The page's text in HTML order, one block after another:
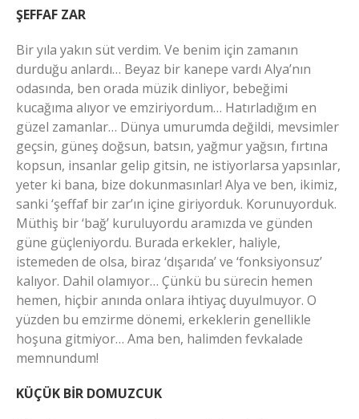
ŞEFFAF ZAR
Bir yıla yakın süt verdim. Ve benim için zamanın
durduğu anlardı… Beyaz bir kanepe vardı Alya’nın
odasında, ben orada müzik dinliyor, bebeğimi
kucağıma alıyor ve emziriyordum… Hatırladığım en
güzel zamanlar… Dünya umurumda değildi, mevsimler
geçsin, güneş doğsun, batsın, yağmur yağsın, fırtına
kopsun, insanlar gelip gitsin, ne istiyorlarsa yapsınlar,
yeter ki bana, bize dokunmasınlar! Alya ve ben, ikimiz,
sanki ‘şeffaf bir zar’ın içine giriyorduk. Korunuyorduk.
Müthiş bir ‘bağ’ kuruluyordu aramızda ve günden
güne güçleniyordu. Burada erkekler, haliyle,
istemeden de olsa, biraz ‘dışarıda’ ve ‘fonksiyonsuz’
kalıyor. Dahil olamıyor… Çünkü bu sürecin hemen
hemen, hiçbir anında onlara ihtiyaç duyulmuyor. O
yüzden bu emzirme dönemi, erkeklerin genellikle
hoşuna gitmiyor… Ama ben, halimden fevkalade
memnundum!
KÜÇÜK BİR DOMUZCUK